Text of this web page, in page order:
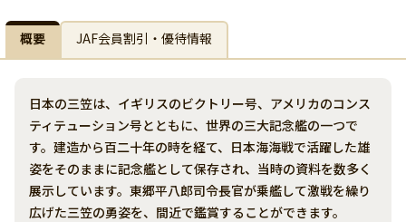
概要 JAF会員割引・優待情報
日本の三笠は、イギリスのビクトリー号、アメリカのコンス
ティテューション号とともに、世界の三大記念艦の一つで
す。建造から百二十年の時を経て、日本海海戦で活躍した雄
姿をそのままに記念艦として保存され、当時の資料を数多く
展示しています。東郷平八郎司令長官が乗艦して激戦を繰り
広げた三笠の勇姿を、間近で鑑賞することができます。